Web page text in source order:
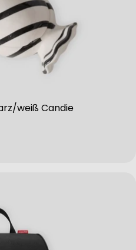
weiß Candie